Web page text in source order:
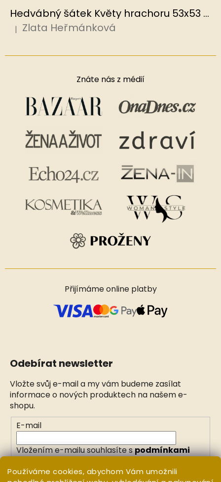
Používáme cookies, abychom Vám umožnili
Hedvábný šátek Květy hrachoru 53x53 cm v dárkovém balení, HEDVÁBNÝ SVĚT
Hodnocení produktu je 5 z 5 hvězdiček.
| Zlata Heřmánková
Znáte nás z médií
Přijímáme online platby
Odebírat newsletter
Vložte svůj e-mail a my vám budeme zasílat
informace o nových produktech na našem e-
shopu.
E-mail
Vložením e-mailu souhlasíte spodmínkami